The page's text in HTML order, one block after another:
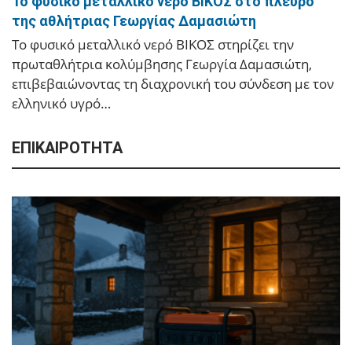
Φωτιά μεγάλης έκτασης έχει ξεσπάσει στην περιοχή
του Κομποτίου Άρτας.
Ιωάννινα
της αθλήτριας Γεωργίας Δαμασιώτη
Το φυσικό μεταλλικό νερό ΒΙΚΟΣ στηρίζει την
πρωταθλήτρια κολύμβησης Γεωργία Δαμασιώτη,
επιβεβαιώνοντας τη διαχρονική του σύνδεση με τον
ελληνικό υγρό…
ΕΠΙΚΑΙΡΟΤΗΤΑ